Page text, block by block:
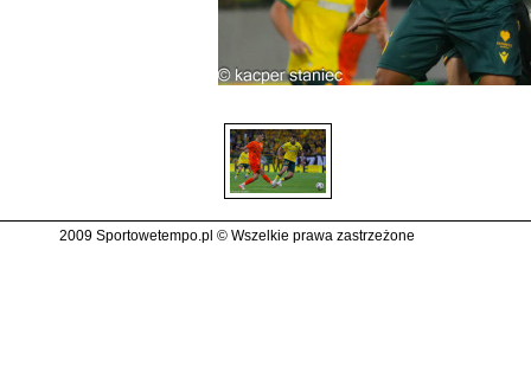
2009 Sportowetempo.pl © Wszelkie prawa zastrzeżone